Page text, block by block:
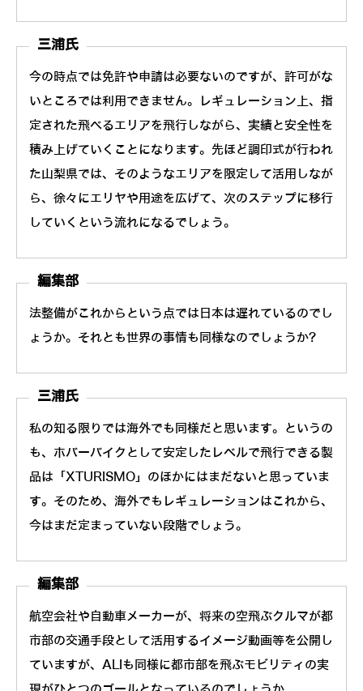
三浦氏
今の時点では免許や申請は必要ないのですが、許可がな
いところでは利用できません。レギュレーション上、指
定された飛べるエリアを飛行しながら、実績と安全性を
積み上げていくことになります。先ほど調印式が行われ
た山梨県では、そのようなエリアを限定して活用しなが
ら、徐々にエリヤや用途を広げて、次のステップに移行
していくという流れになるでしょう。
編集部
法整備がこれからという点では日本は遅れているのでし
ょうか。それとも世界の事情も同様なのでしょうか?
三浦氏
私の知る限りでは海外でも同様だと思います。というの
も、ホバーバイクとして安定したレベルで飛行できる製
品は「XTURISMO」のほかにはまだないと思っていま
す。そのため、海外でもレギュレーションはこれから、
今はまだ定まっていない段階でしょう。
編集部
航空会社や自動車メーカーが、将来の空飛ぶクルマが都
市部の交通手段として活用するイメージ動画等を公開し
ていますが、ALIも同様に都市部を飛ぶモビリティの実